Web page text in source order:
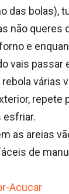
das bolas),
não queres
e
vais passar
várias
repete
esfriar.
as areias
de